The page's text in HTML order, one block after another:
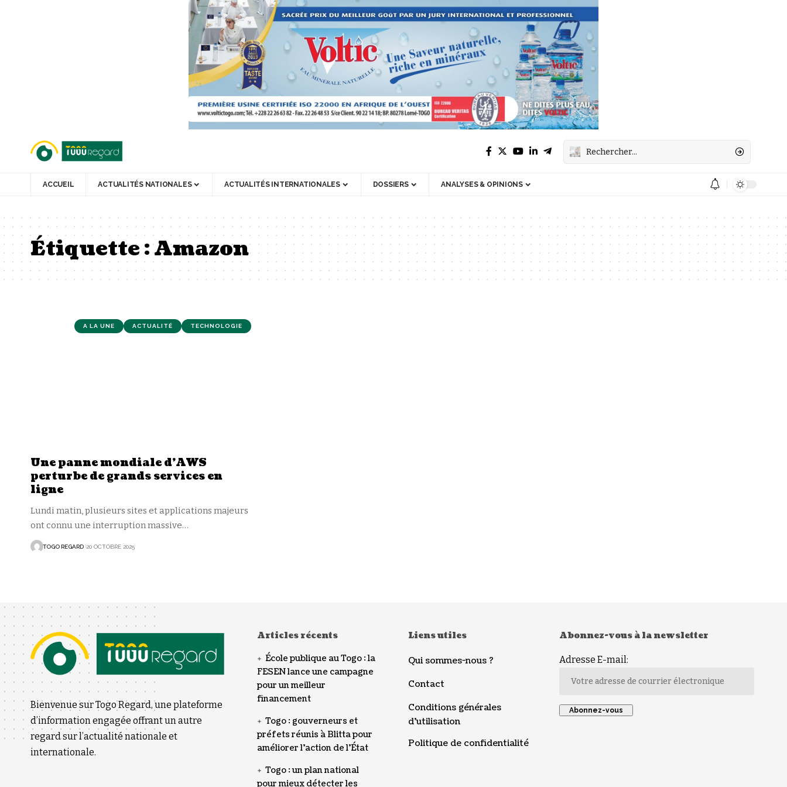
ACCUEIL ACTUALITÉS NATIONALES ACTUALITÉS INTERNATIONALES DOSSIERS ANALYSES & OPINIONS
Étiquette :Amazon
A LA UNE ACTUALITÉ TECHNOLOGIE
Une panne mondiale d’AWS
perturbe de grands services en
ligne
Lundi matin, plusieurs sites et applications majeurs
ont connu une interruption massive…
TOGO REGARD 20 OCTOBRE 2025
Bienvenue sur Togo Regard, une plateforme
d’information engagée offrant un autre
regard sur l’actualité nationale et
internationale.
Articles récents
École publique au Togo : la
FESEN lance une campagne
pour un meilleur
financement
Togo : gouverneurs et
préfets réunis à Blitta pour
améliorer l’action de l’État
Togo : un plan national
pour mieux détecter les
Liens utiles
Qui sommes-nous ?
Contact
Conditions générales
d’utilisation
Politique de confidentialité
Abonnez-vous à la newsletter
Adresse E-mail: